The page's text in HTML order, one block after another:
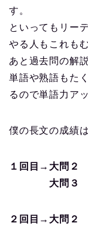
す。
といってもリー
やる人もこれも
あと過去問の解
単語や熟語もた
るので単語力ア
僕の長文の成績
１回目→大問２
大問３
２回目→大問２